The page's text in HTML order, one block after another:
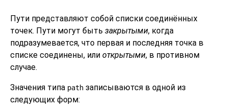
Пути представляют собой списки соединённых
точек. Пути могут быть закрытыми, когда
подразумевается, что первая и последняя точка в
списке соединены, или открытыми, в противном
случае.
Значения типа path записываются в одной из
следующих форм: